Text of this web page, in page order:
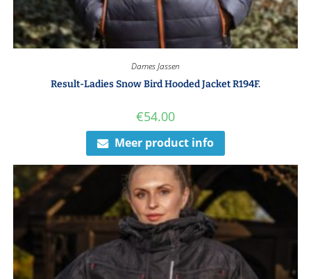
Dames Jassen
Result-Ladies Snow Bird Hooded Jacket R194F.
€54.00
Meer product info